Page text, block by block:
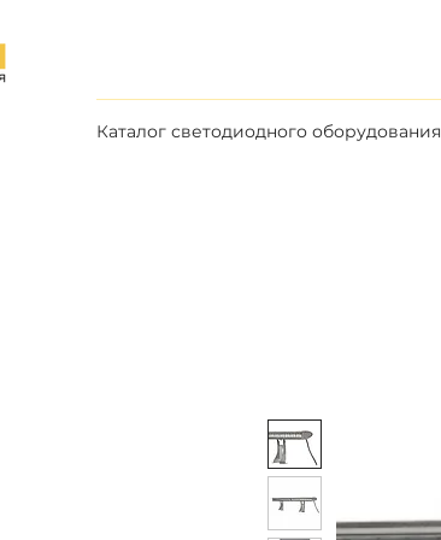
Каталог светодиодного оборудования